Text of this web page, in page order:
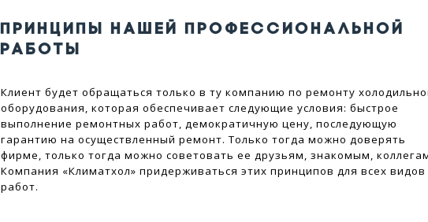
ПРИНЦИПЫ НАШЕЙ ПРОФЕССИОНАЛЬНОЙ
РАБОТЫ
Клиент будет обращаться только в ту компанию по ремонту
оборудования, которая обеспечивает следующие условия: быстрое
выполнение ремонтных работ, демократичную цену, последующую
гарантию на осуществленный ремонт. Только тогда можно доверять
фирме, только тогда можно советовать ее друзьям, знакомым,
Компания «Климатхол» придерживаться этих принципов для всех видов
работ.